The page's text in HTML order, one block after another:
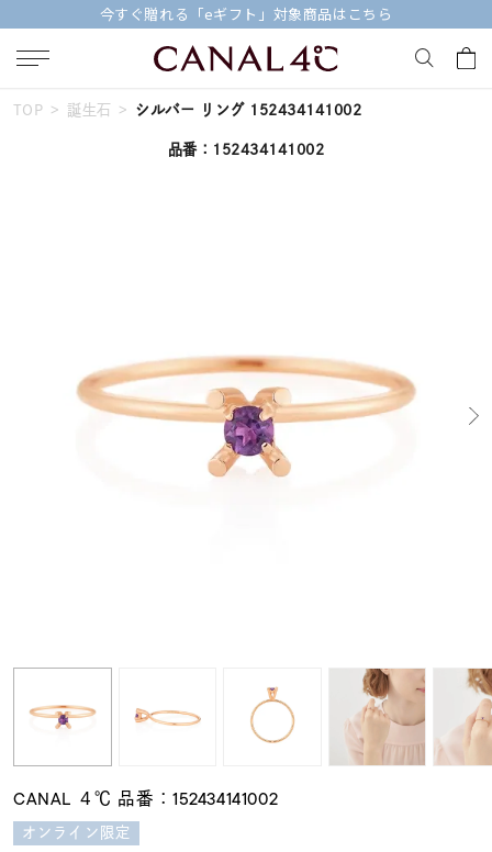
今すぐ贈れる「eギフト」対象商品はこちら
キーワードで検索する
ブランド Canal４℃
石の色
TOP 誕生石 シルバー リング 152434141002
品番：152434141002
CANAL ４℃ 品番：152434141002
オンライン限定